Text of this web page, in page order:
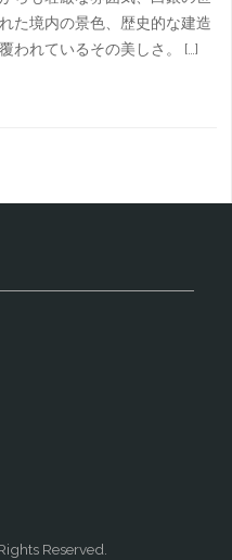
た境内の景色、歴史的な建造
われているその美しさ。 […]
Reserved.